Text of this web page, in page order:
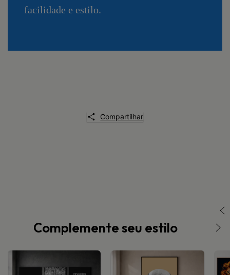
facilidade e estilo.
Compartilhar
Complemente seu estilo